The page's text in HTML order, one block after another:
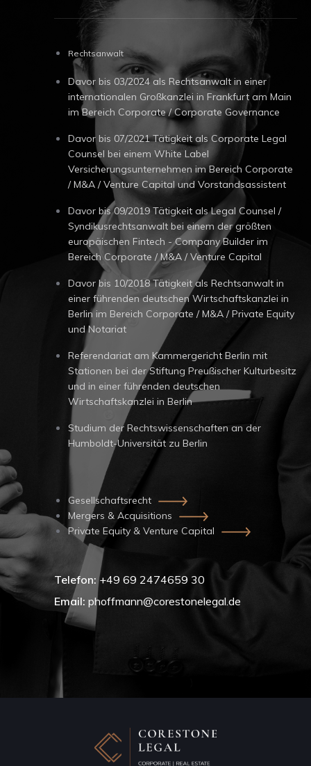
Rechtsanwalt
Davor bis 03/2024 als Rechtsanwalt in einer
internationalen Großkanzlei in Frankfurt am Main
im Bereich Corporate / Corporate Governance
Davor bis 07/2021 Tätigkeit als Corporate Legal
Counsel bei einem White Label
Versicherungsunternehmen im Bereich Corporate
/ M&A / Venture Capital und Vorstandsassistent
Davor bis 09/2019 Tätigkeit als Legal Counsel /
Syndikusrechtsanwalt bei einem der größten
europäischen Fintech - Company Builder im
Bereich Corporate / M&A / Venture Capital
Davor bis 10/2018 Tätigkeit als Rechtsanwalt in
einer führenden deutschen Wirtschaftskanzlei in
Berlin im Bereich Corporate / M&A / Private Equity
und Notariat
Referendariat am Kammergericht Berlin mit
Stationen bei der Stiftung Preußischer Kulturbesitz
und in einer führenden deutschen
Wirtschaftskanzlei in Berlin
Studium der Rechtswissenschaften an der
Humboldt-Universität zu Berlin
Gesellschaftsrecht
Mergers & Acquisitions
Private Equity & Venture Capital
Telefon:+49 69 2474659 30
Email: phoffmann@corestonelegal.de